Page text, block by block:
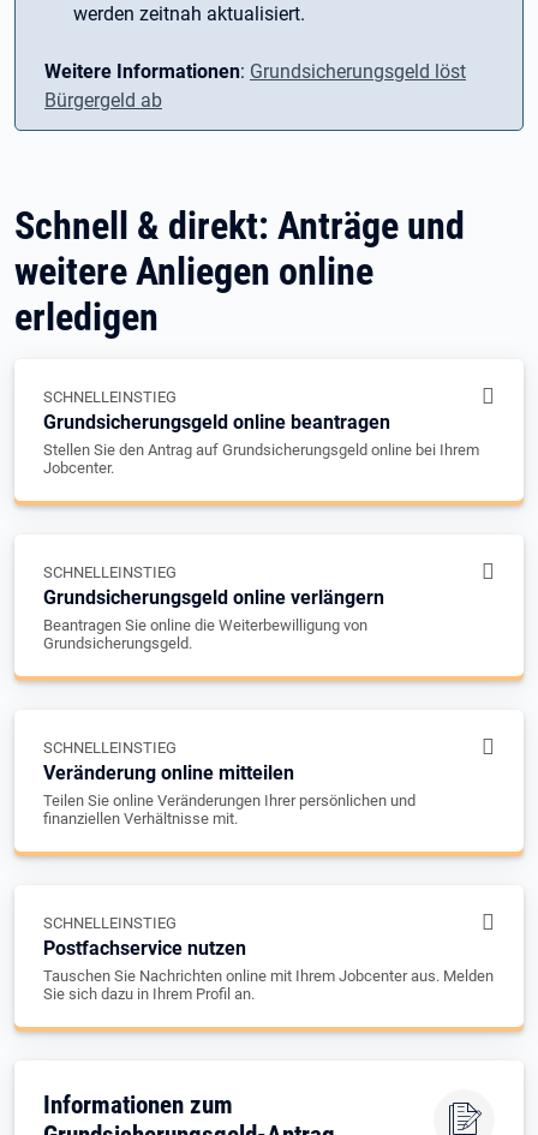
werden zeitnah aktualisiert.
Weitere Informationen: Grundsicherungsgeld löst
Bürgergeld ab
Schnell & direkt: Anträge und
weitere Anliegen online
erledigen
SCHNELLEINSTIEG
Grundsicherungsgeld online beantragen
Stellen Sie den Antrag auf Grundsicherungsgeld online bei Ihrem
Jobcenter.
SCHNELLEINSTIEG
Grundsicherungsgeld online verlängern
Beantragen Sie online die Weiterbewilligung von
Grundsicherungsgeld.
SCHNELLEINSTIEG
Veränderung online mitteilen
Teilen Sie online Veränderungen Ihrer persönlichen und
finanziellen Verhältnisse mit.
SCHNELLEINSTIEG
Postfachservice nutzen
Tauschen Sie Nachrichten online mit Ihrem Jobcenter aus. Melden
Sie sich dazu in Ihrem Profil an.
Informationen zum